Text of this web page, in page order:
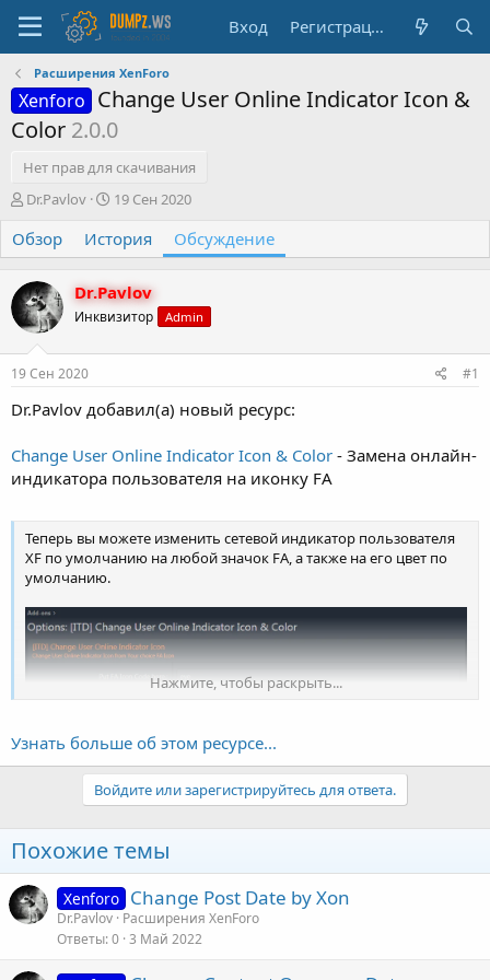
Вход Регистрация
Расширения XenForo
Xenforo Change User Online Indicator Icon &
Color 2.0.0
Нет прав для скачивания
А
т
о
р
т
е
м
ы
Dr.Pavlov
Д
т
а
а
ч
л
19 Сен 2020
Обзор История Обсуждение
Dr.Pavlov
Инквизитор Admin
19 Сен 2020 #1
Dr.Pavlov добавил(а) новый ресурс:
Change User Online Indicator Icon & Color - Замена онлайн-
индикатора пользователя на иконку FA
Теперь вы можете изменить сетевой индикатор пользователя
XF по умолчанию на любой значок FA, а также на его цвет по
умолчанию.
Нажмите, чтобы раскрыть...
Узнать больше об этом ресурсе...
Войдите или зарегистрируйтесь для ответа.
Похожие темы
Xenforo Change Post Date by Xon
Dr.Pavlov Расширения XenForo
Ответы 0 3 Май 2022